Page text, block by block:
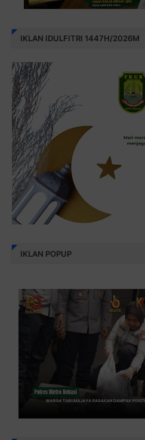
IKLAN IDULFITRI 1447H/2026M
IKLAN POPUP